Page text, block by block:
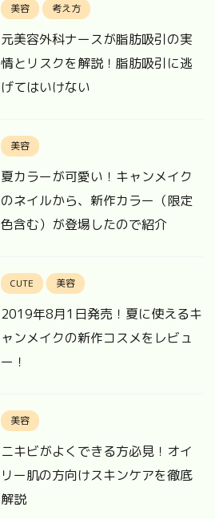
美容 考え方
元美容外科ナースが脂肪吸引の実
情とリスクを解説！脂肪吸引に逃
げてはいけない
美容
夏カラーが可愛い！キャンメイク
のネイルから、新作カラー（限定
色含む）が登場したので紹介
CUTE 美容
2019年8月1日発売！夏に使えるキ
ャンメイクの新作コスメをレビュ
ー！
美容
ニキビがよくできる方必見！オイ
リー肌の方向けスキンケアを徹底
解説